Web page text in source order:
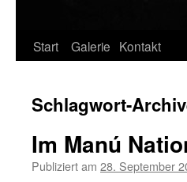
Zum
springen
Start Galerie Kontakt
Schlagwort-
Im Manú
Publiziert am 28. September